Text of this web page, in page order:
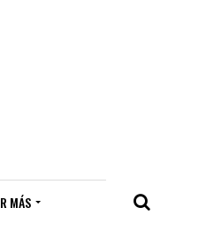
MÁS